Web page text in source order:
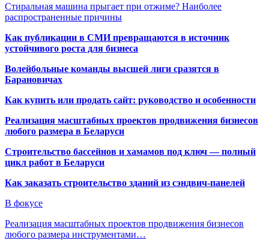
Стиральная машина прыгает при отжиме? Наиболее
распространенные причины
Как публикации в СМИ превращаются в источник
устойчивого роста для бизнеса
Волейбольные команды высшей лиги сразятся в
Барановичах
Как купить или продать сайт: руководство и особенности
Реализация масштабных проектов продвижения бизнесов
любого размера в Беларуси
Строительство бассейнов и хамамов под ключ — полный
цикл работ в Беларуси
Как заказать строительство зданий из сэндвич-панелей
В фокусе
Реализация масштабных проектов продвижения бизнесов
любого размера инструментами…